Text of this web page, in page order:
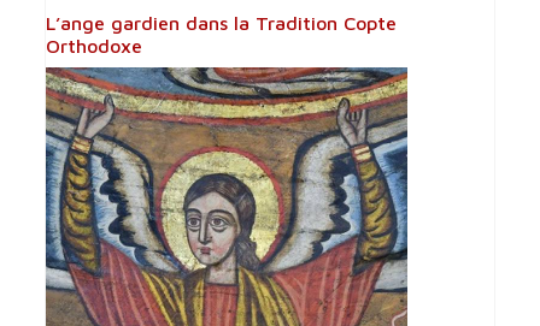
L’ange gardien dans la Tradition Copte
Orthodoxe